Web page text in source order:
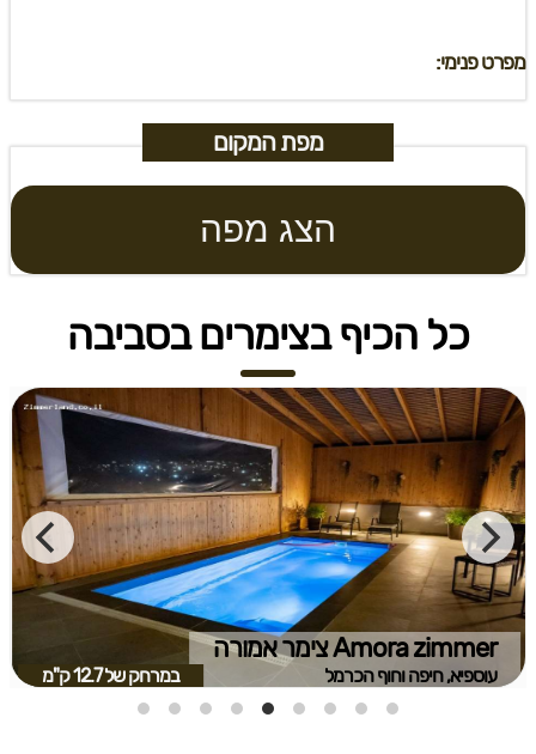
מפרט פנימי:
מפת המקום
הצג מפה
כל הכיף בצימרים בסביבה
Amora zimmer צימר אמורה
עוספיא, חיפה וחוף הכרמל במרחק של12.7 ק"מ